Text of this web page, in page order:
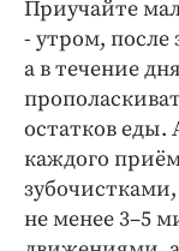
Приучайте
- утром, после
а в течение
остатков еды.
каждого
не менее 3–5